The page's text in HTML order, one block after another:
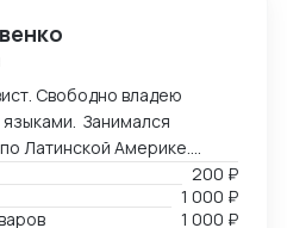
Свободно владею
Занимался
Латинской Америке.
по закупке,
товары до складов
200 ₽
1 000 ₽
1 000 ₽